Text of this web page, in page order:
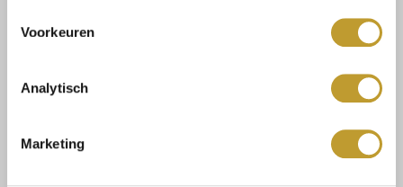
Voorkeuren
Analytisch
Marketing
Verzenden & retourneren